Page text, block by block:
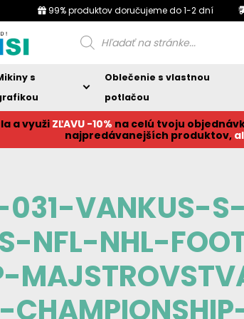
99% produktov doručujeme do 1-2 dní
Products
search
s
Oblečenie s vlastnou
potlačou
a využiZĽAVU -10% na celú tvoju
najpredávanejších produktov,
VANKUS-S-
NFL-NHL-